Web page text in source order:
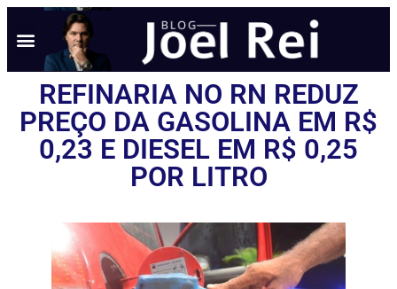
REFINARIA NO RN REDUZ
PREÇO DA GASOLINA EM R$
0,23 E DIESEL EM R$ 0,25
POR LITRO